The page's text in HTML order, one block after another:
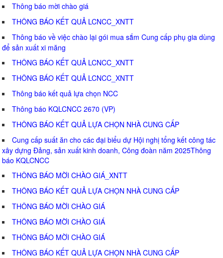
Thông báo mời chào giá
THÔNG BÁO KẾT QUẢ LCNCC_XNTT
Thông báo về việc chào lại gói mua sắm Cung cấp phụ gia dùng
để sản xuất xi măng
THÔNG BÁO KẾT QUẢ LCNCC_XNTT
THÔNG BÁO KẾT QUẢ LCNCC_XNTT
Thông báo kết quả lựa chọn NCC
Thông báo KQLCNCC 2670 (VP)
THÔNG BÁO KẾT QUẢ LỰA CHỌN NHÀ CUNG CẤP
Cung cấp suất ăn cho các đại biểu dự Hội nghị tổng kết công tác
xây dựng Đảng, sản xuất kinh doanh, Công đoàn năm 2025Thông
báo KQLCNCC
THÔNG BÁO MỜI CHÀO GIÁ_XNTT
THÔNG BÁO KẾT QUẢ LỰA CHỌN NHÀ CUNG CẤP
THÔNG BÁO MỜI CHÀO GIÁ
THÔNG BÁO MỜI CHÀO GIÁ
THÔNG BÁO MỜI CHÀO GIÁ
THÔNG BÁO KẾT QUẢ LỰA CHỌN NHÀ CUNG CẤP